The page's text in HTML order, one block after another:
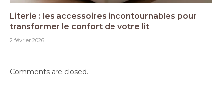
Literie : les accessoires incontournables pour
transformer le confort de votre lit
2 février 2026
Comments are closed.